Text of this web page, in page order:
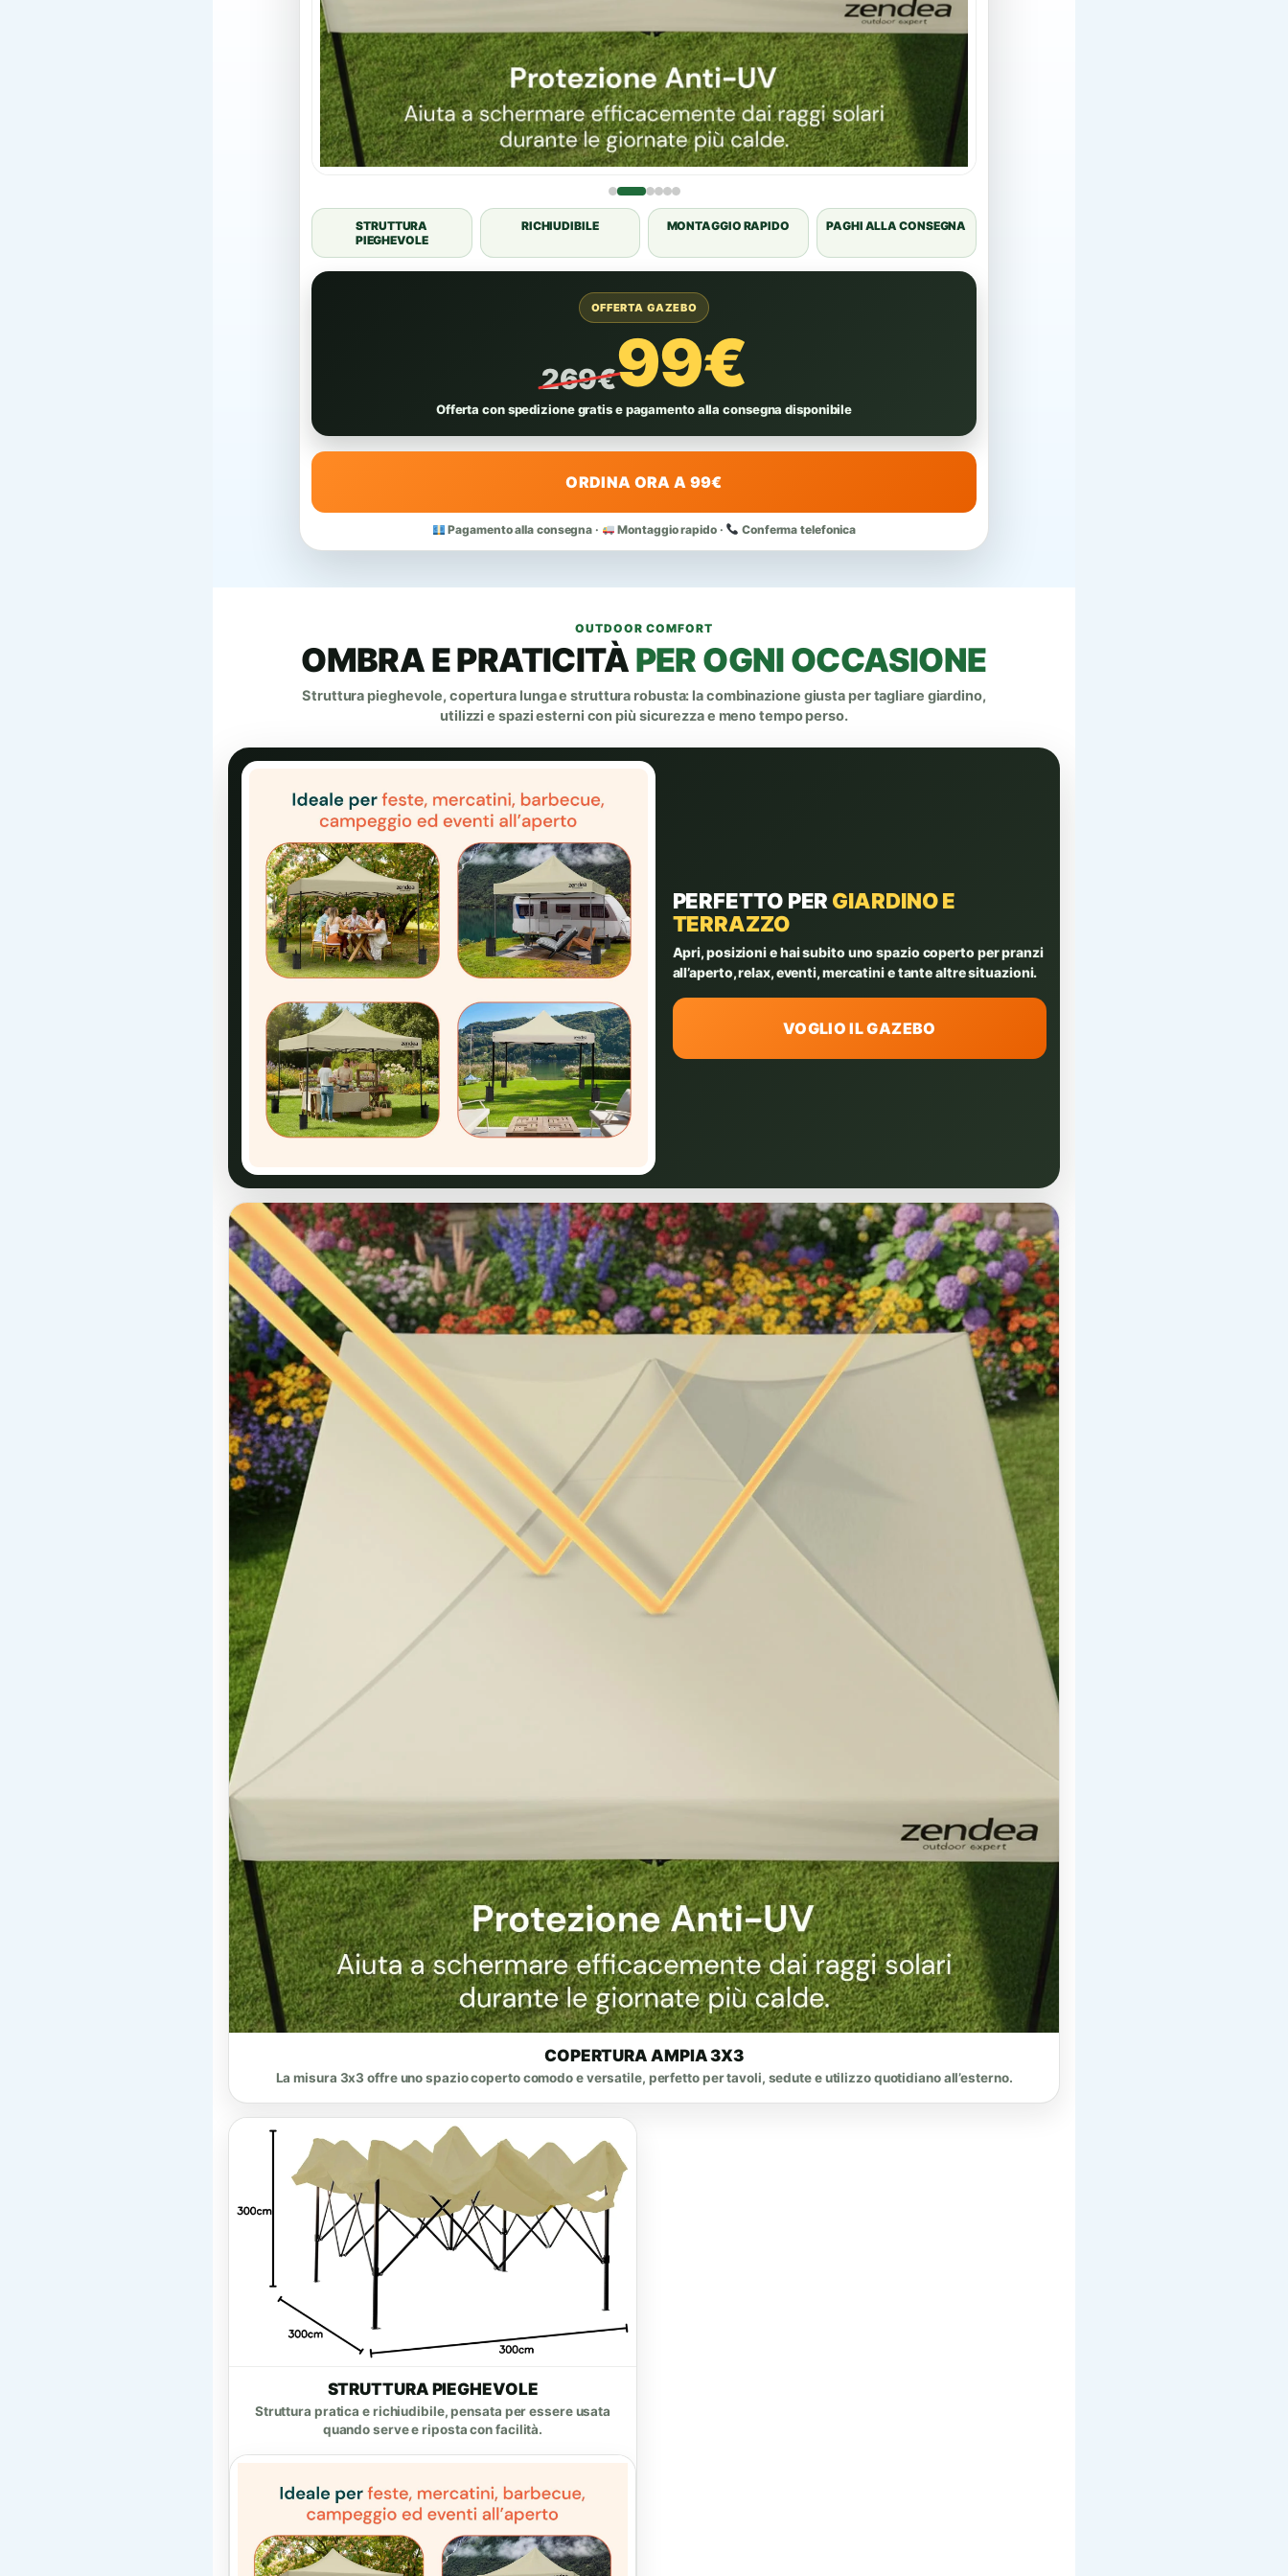
STRUTTURA
PIEGHEVOLE
RICHIUDIBILE MONTAGGIO RAPIDO PAGHI ALLA CONSEGNA
OFFERTA GAZEBO
269€99€
Offerta con spedizione gratis e pagamento alla consegna disponibile
ORDINA ORA A 99€
Pagamento alla consegna · Montaggio rapido · Conferma telefonica
OUTDOOR COMFORT
OMBRA E PRATICITÀPER OGNI OCCASIONE
Struttura pieghevole, copertura lunga e struttura robusta: la combinazione giusta per tagliare giardino,
utilizzi e spazi esterni con più sicurezza e meno tempo perso.
PERFETTO PERGIARDINO E
TERRAZZO
Apri, posizioni e hai subito uno spazio coperto per pranzi
all’aperto, relax, eventi, mercatini e tante altre situazioni.
VOGLIO IL GAZEBO
COPERTURA AMPIA 3X3
La misura 3x3 offre uno spazio coperto comodo e versatile, perfetto per tavoli, sedute e utilizzo quotidiano all’esterno.
STRUTTURA PIEGHEVOLE
Struttura pratica e richiudibile, pensata per essere usata
quando serve e riposta con facilità.